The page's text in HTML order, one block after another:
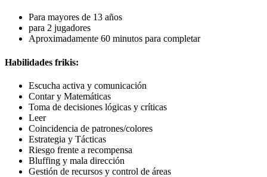
Para mayores de 13 años
para 2 jugadores
Aproximadamente 60 minutos para completar
Habilidades frikis:
Escucha activa y comunicación
Contar y Matemáticas
Toma de decisiones lógicas y críticas
Leer
Coincidencia de patrones/colores
Estrategia y Tácticas
Riesgo frente a recompensa
Bluffing y mala dirección
Gestión de recursos y control de áreas